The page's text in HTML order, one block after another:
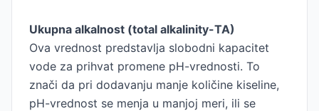
Ukupna alkalnost (total alkalinity-TA)
Ova vrednost predstavlja slobodni kapacitet
vode za prihvat promene pH-vrednosti. To
znači da pri dodavanju manje količine kiseline,
pH-vrednost se menja u manjoj meri, ili se